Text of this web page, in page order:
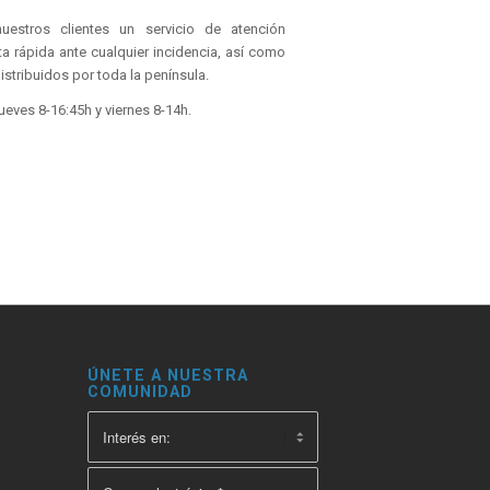
clientes un servicio de atención
rápida ante cualquier incidencia, así como
por toda la península.
8-16:45h y viernes 8-14h.
ÚNETE A NUESTRA
COMUNIDAD